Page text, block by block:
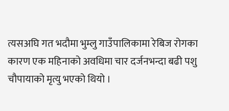
त्यसअघि गत भदौमा भुम्लु गाउँपालिकामा रेबिज रोगका
कारण एक महिनाको अवधिमा चार दर्जनभन्दा बढी पशु
चौपायाको मृत्यु भएको थियो ।